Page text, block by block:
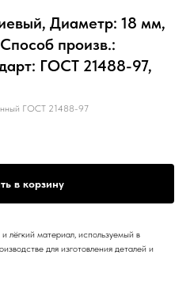
Диаметр: 18 мм,
произв.:
ГОСТ 21488-97,
ГОСТ 21488-97
в корзину
лёгкий материал, используемый в
для изготовления деталей и